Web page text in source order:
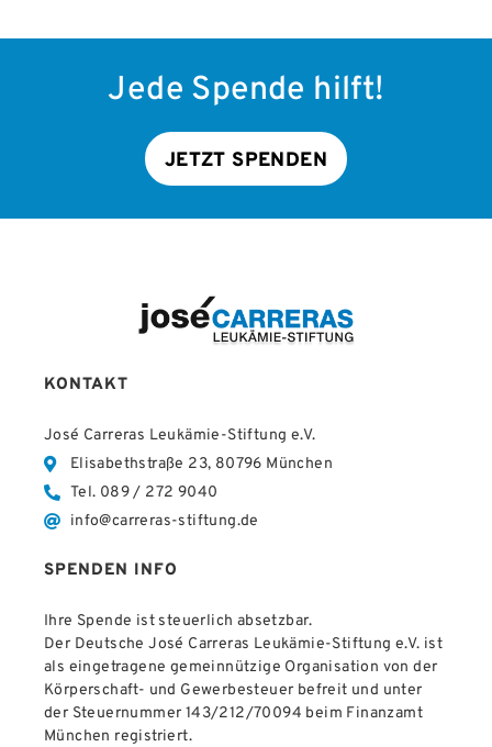
Jede Spende hilft!
JETZT SPENDEN
KONTAKT
José Carreras Leukämie-Stiftung e.V.
Elisabethstraße 23, 80796 München
Tel. 089 / 272 9040
info@carreras-stiftung.de
SPENDEN INFO
Ihre Spende ist steuerlich absetzbar.
Der Deutsche José Carreras Leukämie-Stiftung e.V. ist
als eingetragene gemeinnützige Organisation von der
Körperschaft- und Gewerbesteuer befreit und unter
der Steuernummer 143/212/70094 beim Finanzamt
München registriert.